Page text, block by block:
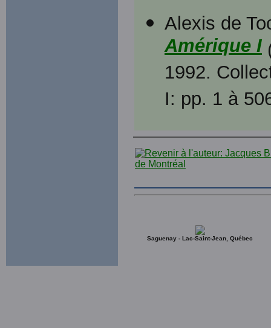
Alexis de
Amérique I
1992.
I: pp. 1 à
Saguenay - Lac-Saint-Jean, Québec